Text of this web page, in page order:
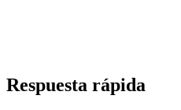
Respuesta rápida